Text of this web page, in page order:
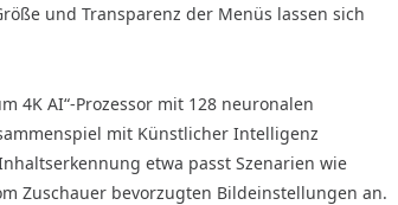
und Transparenz der Menüs lassen sich
4K AI“-Prozessor mit 128 neuronalen
mit Künstlicher Intelligenz
etwa passt Szenarien wie
Zuschauer bevorzugten Bildeinstellungen an.